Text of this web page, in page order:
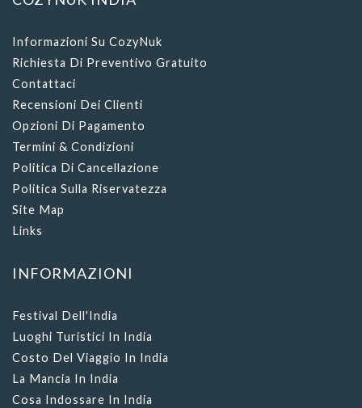
Informazioni Su CozyNuk
Richiesta Di Preventivo Gratuito
Contattaci
Recensioni Dei Clienti
Opzioni Di Pagamento
Termini & Condizioni
Politica Di Cancellazione
Politica Sulla Riservatezza
Site Map
Links
INFORMAZIONI
Festival Dell'India
Luoghi Turistici In India
Costo Del Viaggio In India
La Mancia In India
Cosa Indossare In India